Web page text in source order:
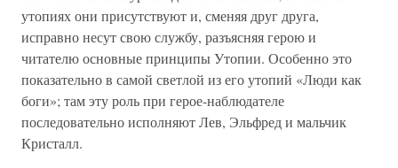
утопиях они присутствуют и, сменяя друг друга,
исправно несут свою службу, разъясняя герою и
читателю основные принципы Утопии. Особенно это
показательно в самой светлой из его утопий «Люди как
боги»; там эту роль при герое-наблюдателе
последовательно исполняют Лев, Эльфред и мальчик
Кристалл.